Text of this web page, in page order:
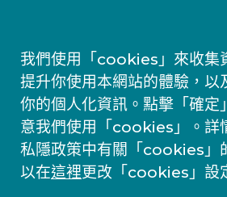
我們使用「cookies」來收集
提升你使用本網站的體驗，以
你的個人化資訊。點擊「確定
意我們使用「cookies」。詳
私隱政策中有關「cookies」
以在這裡更改「cookies」設